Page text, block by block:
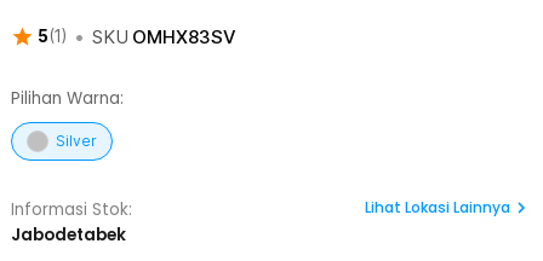
5(1 ) • SKU OMHX83SV
Pilihan Warna:
Silver
Informasi Stok:
Jabodetabek
Lihat Lokasi Lainnya